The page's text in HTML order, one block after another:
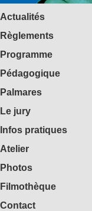
Actualités
Règlements
Programme
Pédagogique
Palmares
Le jury
Infos pratiques
Atelier
Photos
Filmothèque
Contact